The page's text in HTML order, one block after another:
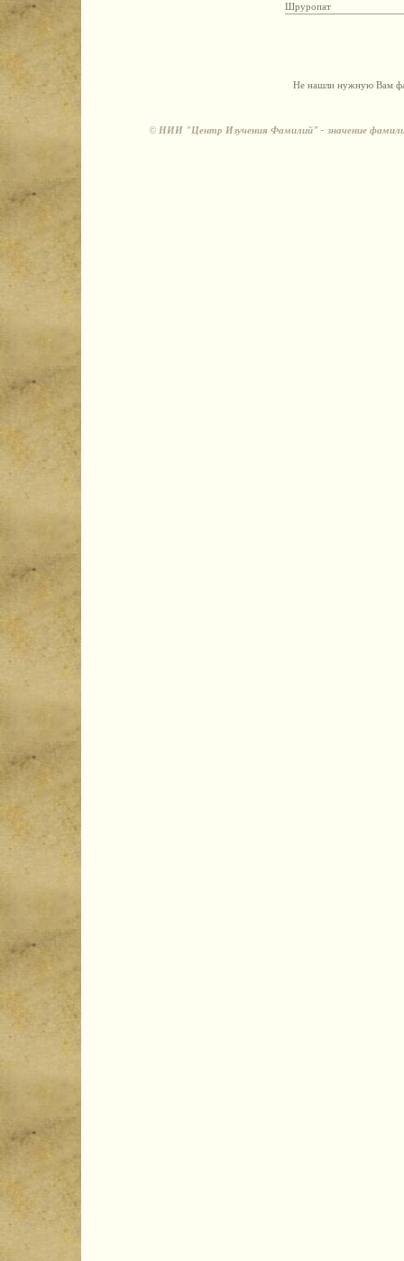
Шруропат
Не нашли нужную Вам
© НИИ "Центр Изучения Фамилий" - значение